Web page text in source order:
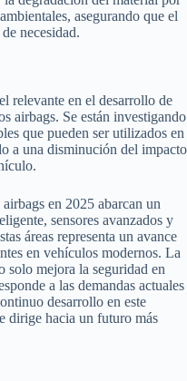
asegurando que el
necesidad.
relevante en el desarrollo de
airbags. Se están investigando
que pueden ser utilizados en
a una disminución del impacto
en 2025 abarcan un
sensores avanzados y
áreas representa un avance
en vehículos modernos. La
solo mejora la seguridad en
a las demandas actuales
desarrollo en este
dirige hacia un futuro más